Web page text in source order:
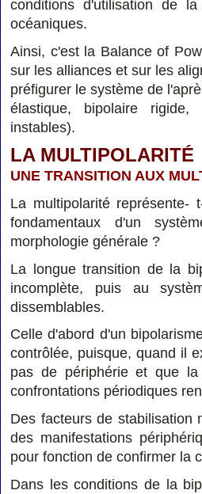
conditions d'utilisation de
océaniques.
Ainsi, c'est la Balance of
sur les alliances et sur les
préfigurer le système de
élastique, bipolaire
instables).
LA MULTIPOLARITÉ
UNE TRANSITION AUX
La multipolarité représente-
fondamentaux d'un
morphologie générale ?
La longue transition de la
incomplète, puis au
dissemblables.
Celle d'abord d'un
contrôlée, puisque, quand il
pas de périphérie et que
confrontations périodiques
Des facteurs de stabilisation
des manifestations
pour fonction de confirmer la
Dans les conditions de la